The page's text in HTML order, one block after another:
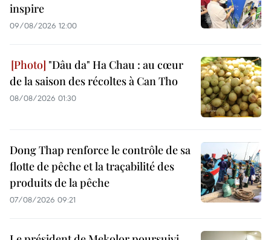
inspire
09/08/2026 12:00
"Dâu da" Ha Chau : au cœur
de la saison des récoltes à Can Tho
08/08/2026 01:30
Dong Thap renforce le contrôle de sa
flotte de pêche et la traçabilité des
produits de la pêche
07/08/2026 09:21